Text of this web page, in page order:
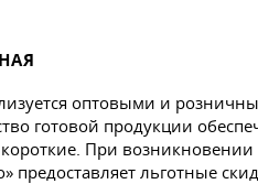
оптовыми и
готовой продукции
При
льготные